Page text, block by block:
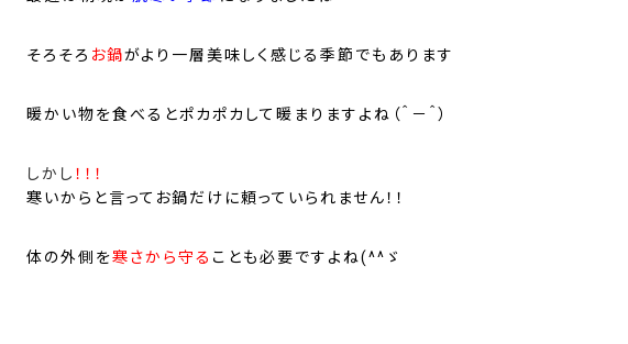
そろそろ お鍋がより一層美味しく感じる季節でもあります
暖かい物を食べるとポカポカして暖まりますよね（＾－＾）
しかし ！！！
寒いからと言ってお鍋だけに頼っていられません！！
体の外側を寒さから守る ことも必要ですよね(^^ゞ